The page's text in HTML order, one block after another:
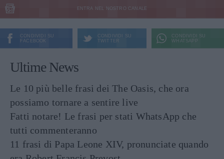
ENTRA NEL NOSTRO CANALE
CONDIVIDI SU
FACEBOOK
CONDIVIDI SU
TWITTER
CONDIVIDI SU
WHATSAPP
Ultime News
Le 10 più belle frasi dei The Oasis, che ora
possiamo tornare a sentire live
Fatti notare! Le frasi per stati WhatsApp che
tutti commenteranno
11 frasi di Papa Leone XIV, pronunciate quando